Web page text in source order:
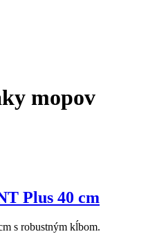
mopov
Plus 40 cm
s robustným kĺbom.